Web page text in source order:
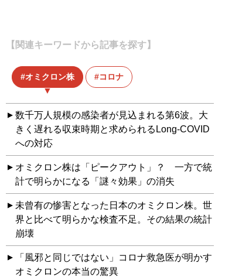
【関連キーワードから記事を探す】
オミクロン株 コロナ
数千万人規模の感染者が見込まれる第6波。大
きく遅れる収束時期と求められるLong-COVID
への対応
オミクロン株は「ピークアウト」？ 一方で統
計で明らかになる「謎々効果」の消失
未曾有の惨害となった日本のオミクロン株。世
界と比べて明らかな検査不足。その結果の統計
崩壊
「風邪と同じではない」コロナ救急医が明かす
オミクロンの本当の驚異